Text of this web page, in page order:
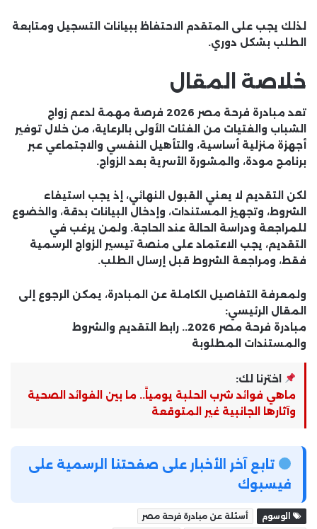
لذلك يجب على المتقدم الاحتفاظ ببيانات التسجيل ومتابعة
الطلب بشكل دوري.
خلاصة المقال
تعد مبادرة فرحة مصر 2026
فرصة مهمة لدعم زواج
الشباب والفتيات من الفئات الأولى بالرعاية، من خلال توفير
أجهزة منزلية أساسية، والتأهيل النفسي والاجتماعي عبر
برنامج مودة، والمشورة الأسرية بعد الزواج.
لكن التقديم لا يعني القبول النهائي، إذ يجب استيفاء
الشروط، وتجهيز المستندات، وإدخال البيانات بدقة، والخضوع
للمراجعة ودراسة الحالة عند الحاجة. ولمن يرغب في
التقديم، يجب الاعتماد على منصة تيسير الزواج الرسمية
فقط، ومراجعة الشروط قبل إرسال الطلب.
ولمعرفة التفاصيل الكاملة عن المبادرة، يمكن الرجوع إلى
المقال الرئيسي:
مبادرة فرحة مصر 2026.. رابط التقديم والشروط
والمستندات المطلوبة
اخترنا لك:
ماهي فوائد شرب الحلبة يومياً.. ما بين الفوائد الصحية
وآثارها الجانبية غير المتوقعة
تابع آخر الأخبار على صفحتنا الرسمية على
فيسبوك
الوسوم
أسئلة عن مبادرة فرحة مصر